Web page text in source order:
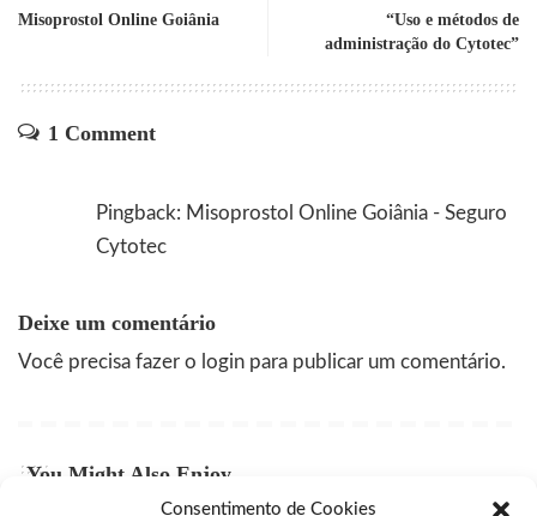
Consentimento de Cookies
Misoprostol Online Goiânia
“Uso e métodos de
administração do Cytotec”
1 Comment
Pingback: Misoprostol Online Goiânia - Seguro
Cytotec
Deixe um comentário
Você precisa fazer o login para publicar um comentário.
You Might Also Enjoy